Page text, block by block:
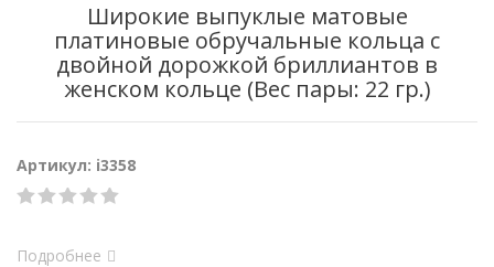
Широкие выпуклые матовые
платиновые обручальные кольца с
двойной дорожкой бриллиантов в
женском кольце (Вес пары: 22 гр.)
Артикул: i3358
Подробнее